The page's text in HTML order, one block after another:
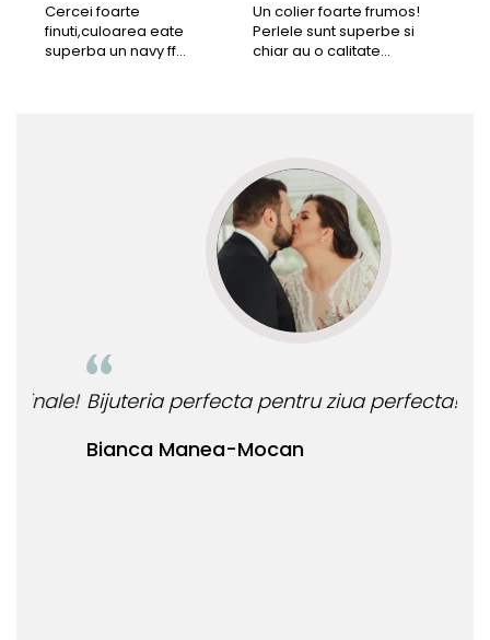
Cercei foarte
finuti,culoarea eate
superba un navy ff
Un colier foarte frumos!
Perlele sunt superbe si
chiar au o calitate
Bianca Manea-Mocan
Bijuteria perfecta pentru ziua perfecta!